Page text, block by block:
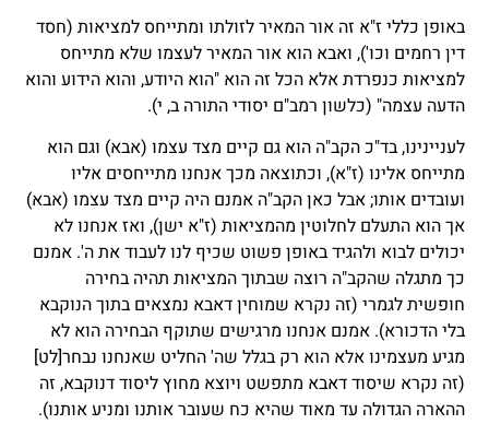
באופן כללי ז"א זה אור המאיר לזולתו ומתייחס למציאות (חסד
דין רחמים וכו'), ואבא הוא אור המאיר לעצמו שלא מתייחס
למציאות כנפרדת אלא הכל זה הוא "הוא היודע, והוא הידוע והוא
הדעה עצמה" (כלשון רמב"ם יסודי התורה ב, י).
לעניינינו, בד"כ הקב"ה הוא גם קיים מצד עצמו (אבא) וגם הוא
מתייחס אלינו (ז"א), וכתוצאה מכך אנחנו מתייחסים אליו
ועובדים אותו; אבל כאן הקב"ה אמנם היה קיים מצד עצמו (אבא)
אך הוא התעלם לחלוטין מהמציאות (ז"א ישן), ואז אנחנו לא
יכולים לבוא ולהגיד באופן פשוט שכיף לנו לעבוד את ה'. אמנם
כך מתגלה שהקב"ה רוצה שבתוך המציאות תהיה בחירה
חופשית לגמרי (זה נקרא שמוחין דאבא נמצאים בתוך הנוקבא
בלי הדכורא). אמנם אנחנו מרגישים שתוקף הבחירה הוא לא
מגיע מעצמינו אלא הוא רק בגלל שה' החליט שאנחנו נבחר[לט]
(זה נקרא שיסוד דאבא מתפשט ויוצא מחוץ ליסוד דנוקבא, זה
ההארה הגדולה עד מאוד שהיא כח שעובר אותנו ומניע אותנו).